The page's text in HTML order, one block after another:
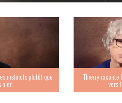
instincts plutôt que
nier
Thierry raconte
vers